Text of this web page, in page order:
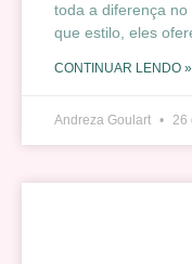
toda a diferença
que estilo, eles
CONTINUAR LENDO »
Andreza Goulart 26